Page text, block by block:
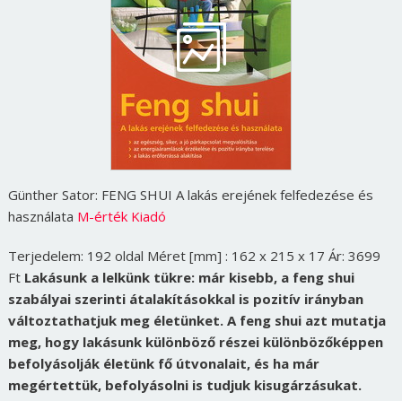
Günther Sator: FENG SHUI A lakás erejének felfedezése és
használata M-érték Kiadó
Terjedelem: 192 oldal Méret [mm] : 162 x 215 x 17 Ár: 3699
Ft Lakásunk a lelkünk tükre: már kisebb, a feng shui
szabályai szerinti átalakításokkal is pozitív irányban
változtathatjuk meg életünket. A feng shui azt mutatja
meg, hogy lakásunk különböző részei különbözőképpen
befolyásolják életünk fő útvonalait, és ha már
megértettük, befolyásolni is tudjuk kisugárzásukat.